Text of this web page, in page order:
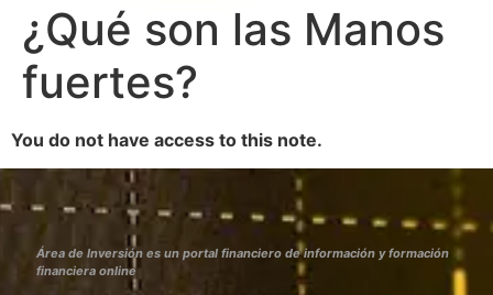
¿Qué son las Manos
fuertes?
You do not have access to this note.
Área de Inversión es un portal financiero de información y formación
financiera online